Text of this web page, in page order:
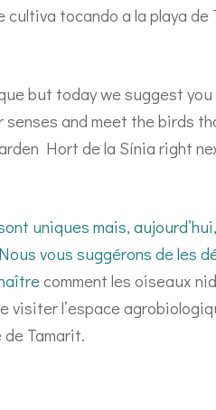
tocando a la playa de
but today we suggest
and meet the birds
Hort de la Sínia right
uniques mais,
vous suggérons de les
comment les oiseaux
visiter l’espace
Tamarit.